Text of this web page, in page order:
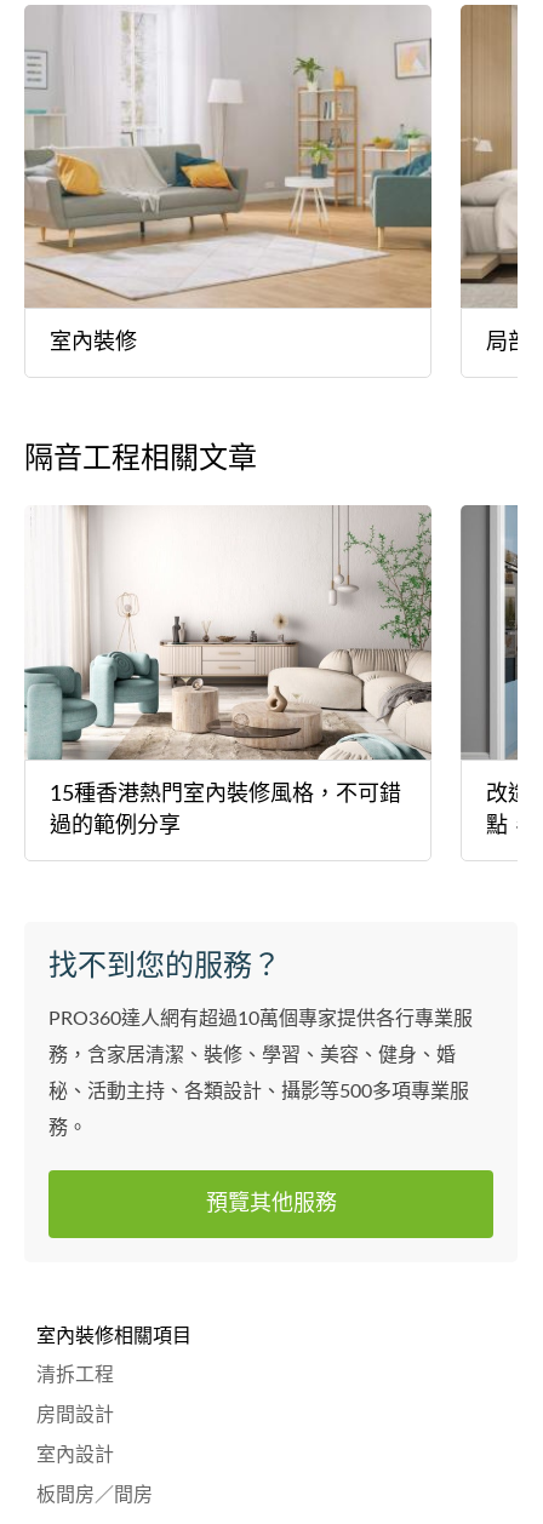
室內裝修 局部
隔音工程相關文章
15種香港熱門室內裝修風格，不可錯
過的範例分享
改造
點，
找不到您的服務？
PRO360達人網有超過10萬個專家提供各行專業服
務，含家居清潔、裝修、學習、美容、健身、婚
秘、活動主持、各類設計、攝影等500多項專業服
務。
預覽其他服務
室內裝修相關項目
清拆工程
房間設計
室內設計
板間房／間房